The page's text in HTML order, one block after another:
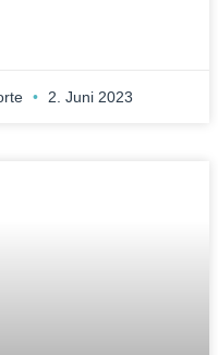
2. Juni 2023